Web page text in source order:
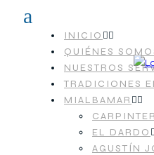
INICIO
QUIÉNES
NUESTROS
TRADICIONES
MIALBAMAR
EL DARDO
AGUSTÍN